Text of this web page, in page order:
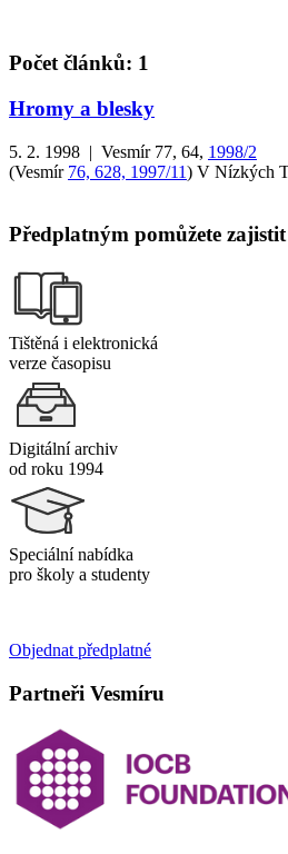
Počet článků: 1
Hromy a blesky
5. 2. 1998 | Vesmír 77, 64, 1998/2
(Vesmír 76, 628, 1997/11) V Nízkých
Předplatným pomůžete
Tištěná i elektronická
verze časopisu
Digitální archiv
od roku 1994
Speciální nabídka
pro školy a studenty
Objednat předplatné
Partneři Vesmíru